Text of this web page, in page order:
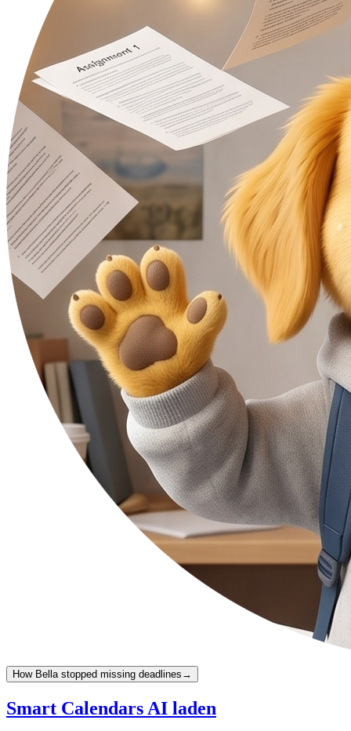
How Bella stopped missing deadlines →
Smart Calendars AI laden